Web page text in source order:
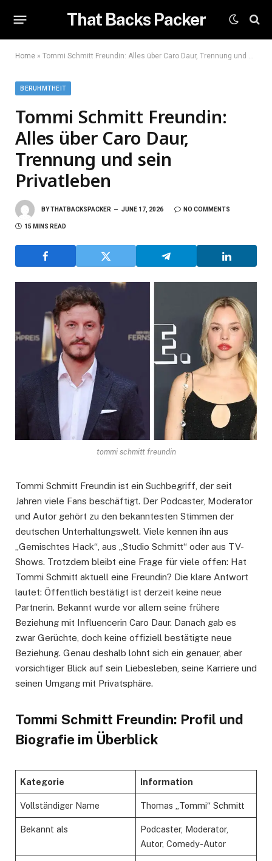
That Backs Packer
Home » Tommi Schmitt Freundin: Alles über Caro Daur, Trennung und sein Privatleben
BERUHMTHEIT
Tommi Schmitt Freundin:
Alles über Caro Daur,
Trennung und sein
Privatleben
BYTHATBACKSPACKER JUNE 17, 2026 NO COMMENTS
15 MINS READ
tommi schmitt freundin
Tommi Schmitt Freundin ist ein Suchbegriff, der seit
Jahren viele Fans beschäftigt. Der Podcaster, Moderator
und Autor gehört zu den bekanntesten Stimmen der
deutschen Unterhaltungswelt. Viele kennen ihn aus
„Gemischtes Hack“, aus „Studio Schmitt“ oder aus TV-
Shows. Trotzdem bleibt eine Frage für viele offen: Hat
Tommi Schmitt aktuell eine Freundin? Die klare Antwort
lautet: Öffentlich bestätigt ist derzeit keine neue
Partnerin. Bekannt wurde vor allem seine frühere
Beziehung mit Influencerin Caro Daur. Danach gab es
zwar Gerüchte, doch keine offiziell bestätigte neue
Beziehung. Genau deshalb lohnt sich ein genauer, aber
vorsichtiger Blick auf sein Liebesleben, seine Karriere und
seinen Umgang mit Privatsphäre.
Tommi Schmitt Freundin: Profil und
Biografie im Überblick
Kategorie Information
Vollständiger Name Thomas „Tommi“ Schmitt
Bekannt als
Podcaster, Moderator,
Autor, Comedy-Autor